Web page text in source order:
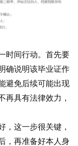
时间行动。首先要
确说明该毕业证作
避免后续可能出现
再具有法律效力，
，这一步很关键，
，再准备好本人身